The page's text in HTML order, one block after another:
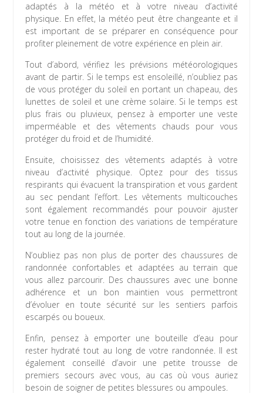
adaptés à la météo et à votre niveau d’activité
physique. En effet, la météo peut être changeante et il
est important de se préparer en conséquence pour
profiter pleinement de votre expérience en plein air.
Tout d’abord, vérifiez les prévisions météorologiques
avant de partir. Si le temps est ensoleillé, n’oubliez pas
de vous protéger du soleil en portant un chapeau, des
lunettes de soleil et une crème solaire. Si le temps est
plus frais ou pluvieux, pensez à emporter une veste
imperméable et des vêtements chauds pour vous
protéger du froid et de l’humidité.
Ensuite, choisissez des vêtements adaptés à votre
niveau d’activité physique. Optez pour des tissus
respirants qui évacuent la transpiration et vous gardent
au sec pendant l’effort. Les vêtements multicouches
sont également recommandés pour pouvoir ajuster
votre tenue en fonction des variations de température
tout au long de la journée.
N’oubliez pas non plus de porter des chaussures de
randonnée confortables et adaptées au terrain que
vous allez parcourir. Des chaussures avec une bonne
adhérence et un bon maintien vous permettront
d’évoluer en toute sécurité sur les sentiers parfois
escarpés ou boueux.
Enfin, pensez à emporter une bouteille d’eau pour
rester hydraté tout au long de votre randonnée. Il est
également conseillé d’avoir une petite trousse de
premiers secours avec vous, au cas où vous auriez
besoin de soigner de petites blessures ou ampoules.